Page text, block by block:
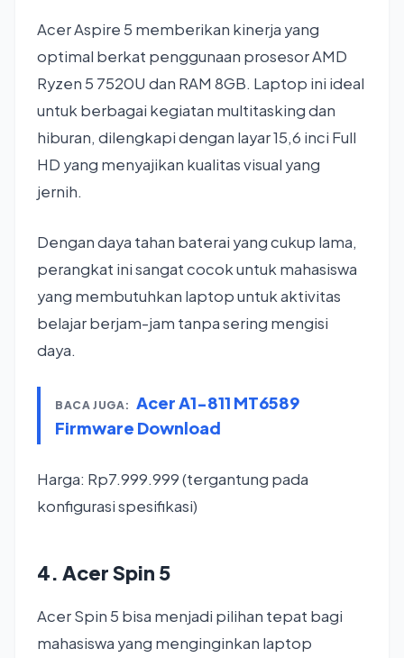
Acer Aspire 5 memberikan kinerja yang
optimal berkat penggunaan prosesor AMD
Ryzen 5 7520U dan RAM 8GB. Laptop ini ideal
untuk berbagai kegiatan multitasking dan
hiburan, dilengkapi dengan layar 15,6 inci Full
HD yang menyajikan kualitas visual yang
jernih.
Dengan daya tahan baterai yang cukup lama,
perangkat ini sangat cocok untuk mahasiswa
yang membutuhkan laptop untuk aktivitas
belajar berjam-jam tanpa sering mengisi
daya.
BACA JUGA: Acer A1-811 MT6589
Firmware Download
Harga: Rp7.999.999 (tergantung pada
konfigurasi spesifikasi)
4. Acer Spin 5
Acer Spin 5 bisa menjadi pilihan tepat bagi
mahasiswa yang menginginkan laptop